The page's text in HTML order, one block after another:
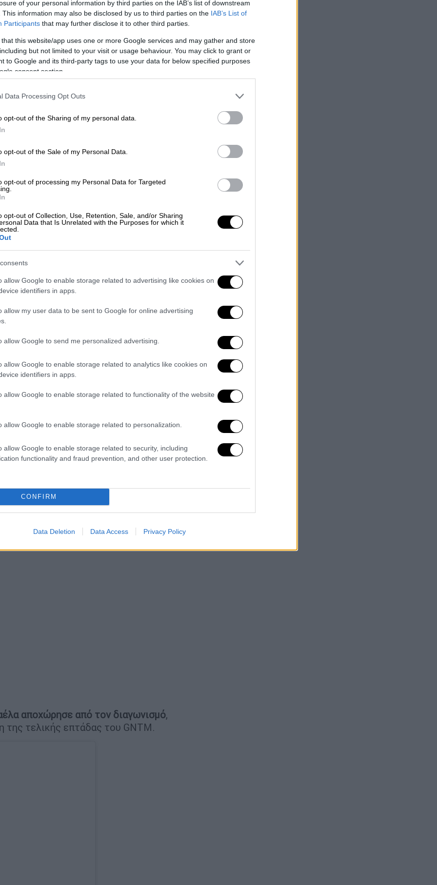
of your personal information by third parties on the IAB’s list of downstream
This information may also be disclosed by us to third parties on the IAB’s List of
Participants that may further disclose it to other third parties.
that this website/app uses one or more Google services and may gather and store
but not limited to your visit or usage behaviour. You may click to grant or
to Google and its third-party tags to use your data for below specified purposes
consent section.
Data Processing Opt Outs
opt-out of the Sharing of my personal data.
opt-out of the Sale of my Personal Data.
opt-out of processing my Personal Data for Targeted
opt-out of Collection, Use, Retention, Sale, and/or Sharing
Data that Is Unrelated with the Purposes for which it
allow Google to enable storage related to advertising like cookies on
identifiers in apps.
allow my user data to be sent to Google for online advertising
allow Google to send me personalized advertising.
allow Google to enable storage related to analytics like cookies on
identifiers in apps.
allow Google to enable storage related to functionality of the website
allow Google to enable storage related to personalization.
allow Google to enable storage related to security, including
functionality and fraud prevention, and other user protection.
CONFIRM
Data Deletion Data Access Privacy Policy
άλλοι δεν κατάφεραν να ανταποκριθούν
των αποτελεσμάτων από την
με αγωνία να μάθουν ποιοι θα
θα αποχωρήσουν
ενώ η Μικαέλα και ο Εντουάρντο
εξήγησε στον αέρα ότι και οι
ωστόσο ο Εντουάρντο
αποχώρησε από τον διαγωνισμό,
τελικής επτάδας του GNTM.